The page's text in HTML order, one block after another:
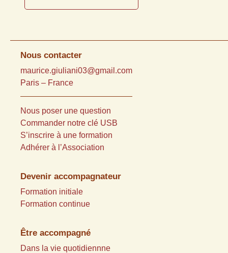
Nous contacter
maurice.giuliani03@gmail.com
Paris – France
Nous poser une question
Commander notre clé USB
S’inscrire à une formation
Adhérer à l’Association
Devenir accompagnateur
Formation initiale
Formation continue
Être accompagné
Dans la vie quotidiennne